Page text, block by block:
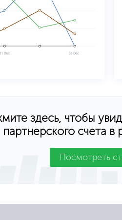
здесь, чтобы
партнерского счета
Посмотреть